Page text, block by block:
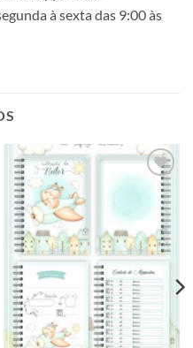
à sexta das 9:00 às
Adicionar
a lista de
desejos